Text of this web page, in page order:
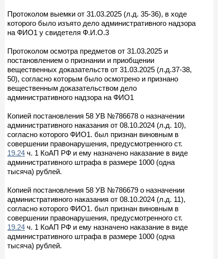
Протоколом выемки от 31.03.2025 (л.д. 35-36), в ходе
которого было изъято дело административного надзора
на ФИО1 у свидетеля Ф.И.О.3
Протоколом осмотра предметов от 31.03.2025 и
постановлением о признании и приобщении
вещественных доказательств от 31.03.2025 (л.д.37-38,
50), согласно которым было осмотрено и признано
вещественным доказательством дело
административного надзора на ФИО1
Копией постановления 58 УВ №786678 о назначении
административного наказания от 08.10.2024 (л.д. 10),
согласно которого ФИО1. был признан виновным в
совершении правонарушения, предусмотренного ст.
19.24 ч. 1 КоАП РФ и ему назначено наказание в виде
административного штрафа в размере 1000 (одна
тысяча) рублей.
Копией постановления 58 УВ №786679 о назначении
административного наказания от 08.10.2024 (л.д. 11),
согласно которого ФИО1. был признан виновным в
совершении правонарушения, предусмотренного ст.
19.24 ч. 1 КоАП РФ и ему назначено наказание в виде
административного штрафа в размере 1000 (одна
тысяча) рублей.